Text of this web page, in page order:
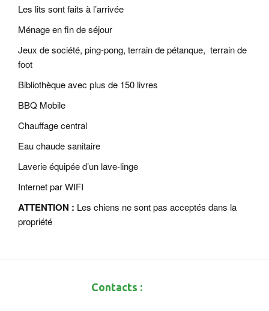
Les lits sont faits à l’arrivée
Ménage en fin de séjour
Jeux de société, ping-pong, terrain de pétanque, terrain de
foot
Bibliothèque avec plus de 150 livres
BBQ Mobile
Chauffage central
Eau chaude sanitaire
Laverie équipée d’un lave-linge
Internet par WIFI
ATTENTION : Les chiens ne sont pas acceptés dans la
propriété
Contacts :